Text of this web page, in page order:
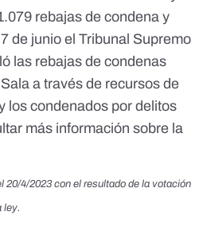
rebajas de condena y
de junio el Tribunal Supremo
las rebajas de condenas
a través de recursos de
los condenados por delitos
más información sobre la
20/4/2023 con el resultado de la votación
ley.